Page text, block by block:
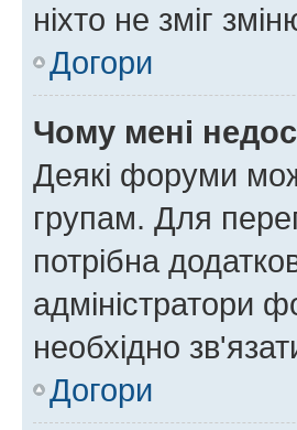
ніхто не зміг
Догори
Чому мені
Деякі форуми
групам. Для
потрібна
адміністратори
необхідно
Догори